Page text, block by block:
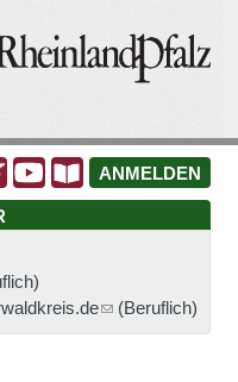
A ANMELDEN
(Beruflich)